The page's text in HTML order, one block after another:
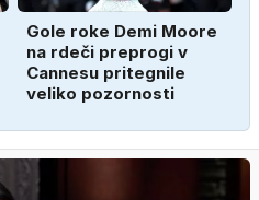
Gole roke Demi Moore
na rdeči preprogi v
Cannesu pritegnile
veliko pozornosti